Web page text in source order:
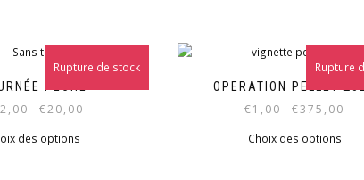
PÊCHE
–€20,00
Rupture de stock
des options
OPERATION PELLET
€1,00 –€375,00
Rupture
Choix des options